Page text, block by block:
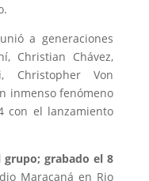
a generaciones
Christian Chávez,
Christopher Von
inmenso fenómeno
con el lanzamiento
grupo; grabado el 8
Maracaná en Rio